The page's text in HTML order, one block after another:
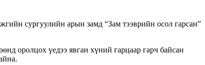
сургуулийн арын замд “Зам тээврийн осол гарсан”
оролцох үедээ явган хүний гарцаар гарч байсан